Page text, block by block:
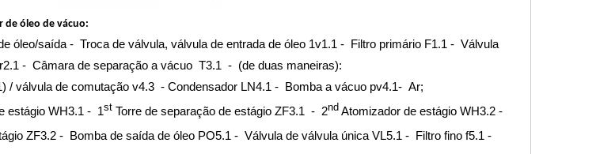
de óleo de vácuo:
óleo/saída - Troca de válvula, válvula de entrada de óleo 1v1.1 - Filtro primário F1.1 - Válvula
- Câmara de separação a vácuo T3.1 - (de duas maneiras):
/ válvula de comutação v4.3 - Condensador LN4.1 - Bomba a vácuo pv4.1- Ar;
estágio WH3.1 - 1st Torre de separação de estágio ZF3.1 - 2nd Atomizador de estágio WH3.2 -
ZF3.2 - Bomba de saída de óleo PO5.1 - Válvula de válvula única VL5.1 - Filtro fino f5.1 -